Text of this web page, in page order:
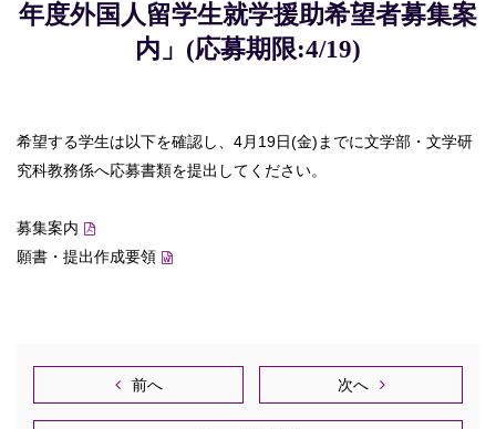
年度外国人留学生就学援助希望者募集案
内」(応募期限:4/19)
希望する学生は以下を確認し、4月19日(金)までに文学部・文学研
究科教務係へ応募書類を提出してください。
募集案内
願書・提出作成要領
前へ 次へ